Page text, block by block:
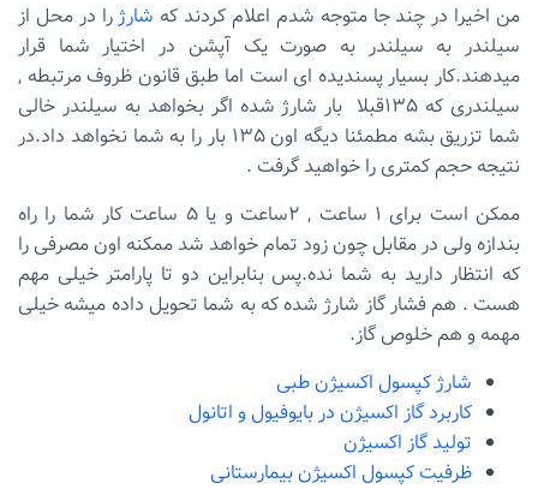
من اخیرا در چند جا متوجه شدم اعلام کردند که شارژرا در محل از
سیلندر به سیلندر به صورت یک آپشن در اختیار شما قرار
میدهند.کار بسیار پسندیده ای است اما طبق قانون ظروف مرتبطه ,
سیلندری که ۱۳۵قبلا بار شارژ شده اگر بخواهد به سیلندر خالی
شما تزریق بشه مطمئنا دیگه اون ۱۳۵ بار را به شما نخواهد داد.در
نتیجه حجم کمتری را خواهید گرفت .
ممکن است برای ۱ ساعت , ۲ساعت و یا ۵ ساعت کار شما را راه
بندازه ولی در مقابل چون زود تمام خواهد شد ممکنه اون مصرفی را
که انتظار دارید به شما نده.پس بنابراین دو تا پارامتر خیلی مهم
هست . هم فشار گاز شارژ شده که به شما تحویل داده میشه خیلی
مهمه و هم خلوص گاز.
شارژ کپسول اکسیژن طبی
کاربرد گاز اکسیژن در بایوفیول و اتانول
تولید گاز اکسیژن
ظرفیت کپسول اکسیژن بیمارستانی